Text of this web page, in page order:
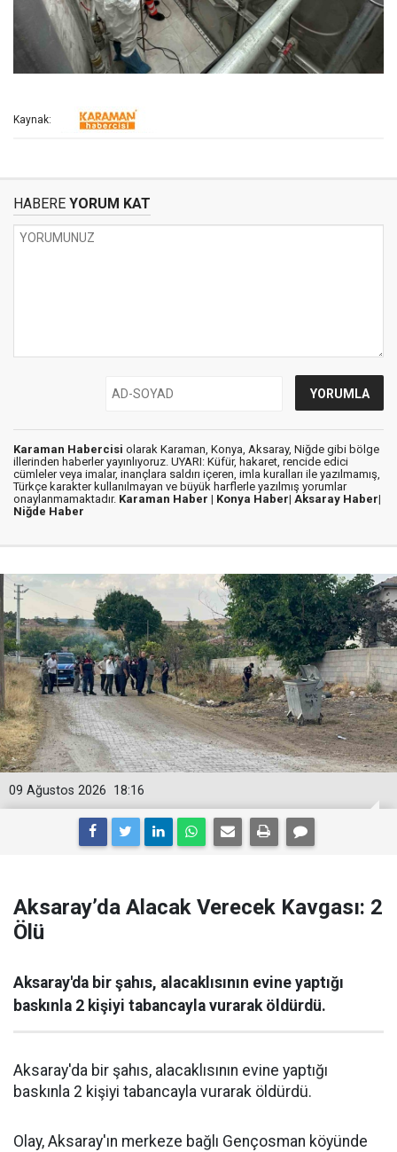
Kaynak:
HABERE YORUM KAT
Karaman Habercisi olarak Karaman, Konya, Aksaray, Niğde gibi bölge
illerinden haberler yayınlıyoruz. UYARI: Küfür, hakaret, rencide edici
cümleler veya imalar, inançlara saldırı içeren, imla kuralları ile yazılmamış,
Türkçe karakter kullanılmayan ve büyük harflerle yazılmış yorumlar
onaylanmamaktadır. Karaman Haber | Konya Haber| Aksaray Haber|
Niğde Haber
18:16
09 Ağustos 2026
Aksaray’da Alacak Verecek Kavgası: 2
Ölü
Aksaray'da bir şahıs, alacaklısının evine yaptığı
baskınla 2 kişiyi tabancayla vurarak öldürdü.
Aksaray'da bir şahıs, alacaklısının evine yaptığı
baskınla 2 kişiyi tabancayla vurarak öldürdü.
Olay, Aksaray'ın merkeze bağlı Gençosman köyünde